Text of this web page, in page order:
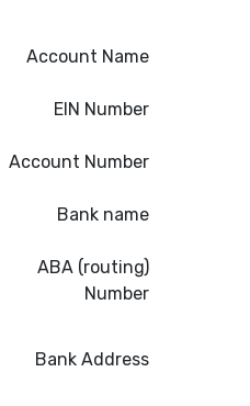
Account Name
EIN Number
Account Number
Bank name
ABA (routing)
Number
Bank Address